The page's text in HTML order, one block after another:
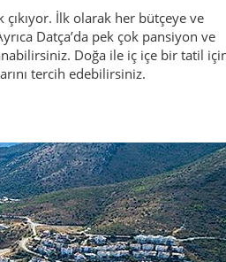
çıkıyor. İlk olarak her bütçeye ve
Datça’da pek çok pansiyon ve
Doğa ile iç içe bir tatil
tercih edebilirsiniz.